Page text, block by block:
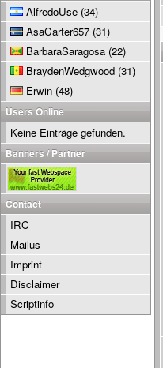
AlfredoUse (34)
AsaCarter657 (31)
BarbaraSaragosa (22)
BraydenWedgwood (31)
Erwin (48)
Users Online
Keine Einträge gefunden.
Banners / Partner
Contact
IRC
Mailus
Imprint
Disclaimer
Scriptinfo